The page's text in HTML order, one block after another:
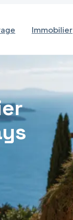
Immobilier